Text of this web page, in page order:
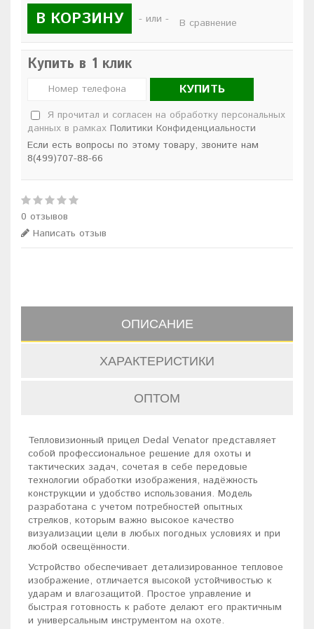
В КОРЗИНУ - или - В сравнение
Купить в 1 клик
КУПИТЬ
Я прочитал и согласен на обработку персональных
данных в рамках Политики Конфиденциальности
Если есть вопросы по этому товару, звоните нам
8(499)707-88-66
0 отзывов
Написать отзыв
ОПИСАНИЕ
ХАРАКТЕРИСТИКИ
ОПТОМ
Тепловизионный прицел Dedal Venator представляет
собой профессиональное решение для охоты и
тактических задач, сочетая в себе передовые
технологии обработки изображения, надёжность
конструкции и удобство использования. Модель
разработана с учетом потребностей опытных
стрелков, которым важно высокое качество
визуализации цели в любых погодных условиях и при
любой освещённости.
Устройство обеспечивает детализированное тепловое
изображение, отличается высокой устойчивостью к
ударам и влагозащитой. Простое управление и
быстрая готовность к работе делают его практичным
и универсальным инструментом на охоте.